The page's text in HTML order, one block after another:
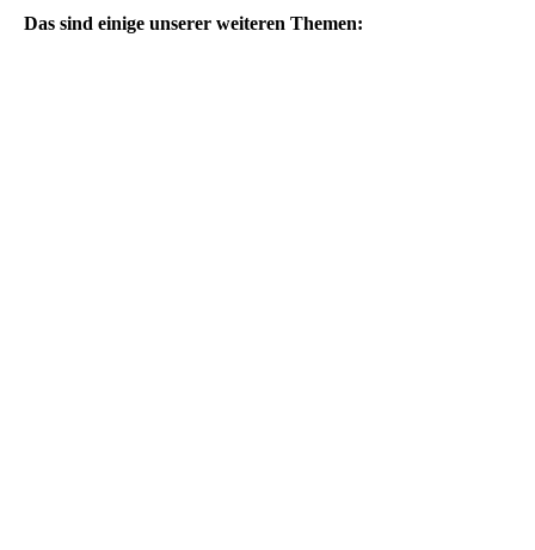
Das sind einige unserer weiteren Themen: